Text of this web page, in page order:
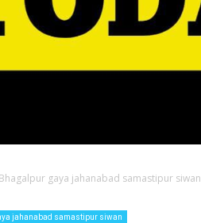
gaya jahanabad samastipur siwan
jahanabad samastipur siwan